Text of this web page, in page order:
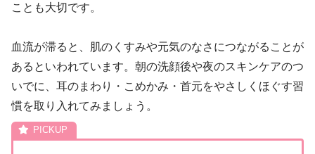
ことも大切です。
血流が滞ると、肌のくすみや元気のなさにつながることが
あるといわれています。朝の洗顔後や夜のスキンケアのつ
いでに、耳のまわり・こめかみ・首元をやさしくほぐす習
慣を取り入れてみましょう。